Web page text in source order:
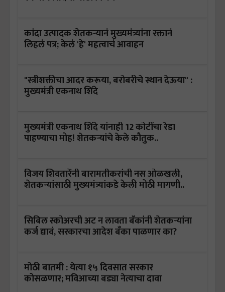
कांदा उत्पादक शेतकऱ्यानं मुख्यमंत्र्यांना रक्तानं
लिहलं पत्र; केलं 'हे' महत्वाचं आवाहन
"स्त्रीशक्तीचा आदर करूया, बरोबरीचे स्थान देऊया" :
मुख्यमंत्री एकनाथ शिंदे
मुख्यमंत्री एकनाथ शिंदे यांनाही 12 कोटींचा रेडा
पाहण्याचा मोह! शेतकऱ्यांचे केले कौतुक..
विजय शिवतारेंनी बारामतीकरांची नस ओळखली,
शेतकऱ्यांसाठी मुख्यमंत्र्यांकडे केली मोठी मागणी..
सिबिल स्कोअरची अट न लावता बँकांनी शेतकऱ्यांना
कर्ज द्यावं, सरकारचा आदेश बँका पाळणार का?
मोठी बातमी : येत्या १५ दिवसात सरकार
कोसळणार; मविआच्या बड्या नेत्याचा दावा